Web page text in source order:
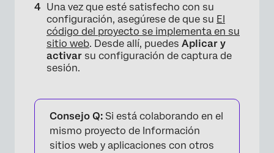
Una vez que esté satisfecho con su
configuración, asegúrese de que su El
código del proyecto se implementa en su
sitio web. Desde allí, puedes Aplicar y
activar su configuración de captura de
sesión.
Consejo Q: Si está colaborando en el
mismo proyecto de Información
sitios web y aplicaciones con otros